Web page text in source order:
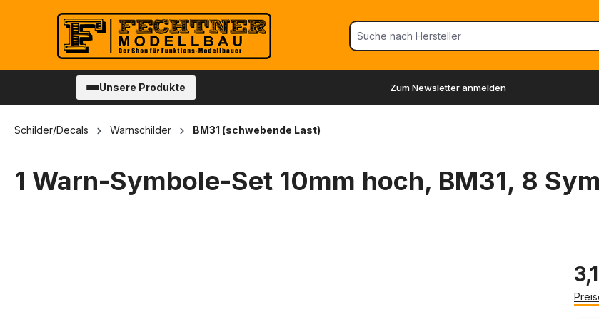
Zur Hauptnavigation springen
Unsere Produkte Zum Newsletter anmelden
Schilder/Decals Warnschilder BM31 (schwebende Last)
1 Warn-Symbole-Set 10mm hoch, BM31, 8